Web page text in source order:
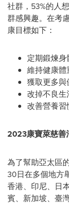
社群，53%的人
群感興趣。在考
康目標如下：
定期鍛煉身
維持健康體
獲取更多與
改掉不良生
改善營養習
2023康寶萊慈善
為了幫助亞太區
30日在多個地方
香港、印尼、日
賓、新加坡、臺